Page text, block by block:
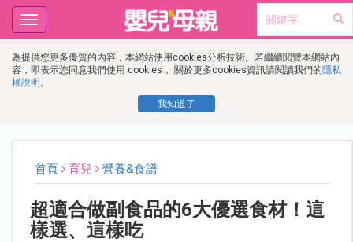
為提供您更多優質的內容，本網站使用cookies分析技術。若繼續閱覽本網站內
容，即表示您同意我們使用 cookies， 關於更多cookies資訊請閱讀我們的隱私
權說明 。
我知道了
Toggle
navigation
首頁 育兒 營養&食譜
超適合做副食品的6大優選食材！這
樣選、這樣吃